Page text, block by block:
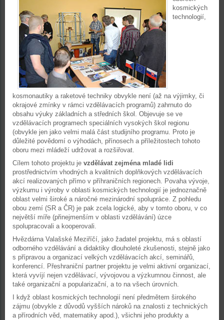
kosmických
technologií,
kosmonautiky a raketové techniky obvykle není (až na výjimky, či
okrajové zmínky v rámci vzdělávacích programů) zahrnuto do
obsahu výuky základních a středních škol. Objevuje se ve
vzdělávacích programech speciálních vysokých škol regionu
(obvykle jen jako velmi malá část studijního programu. Proto je
důležité povědomí o výhodách, přínosech a příležitostech tohoto
oboru mezi mládeží udržovat a rozšiřovat.
Cílem tohoto projektu je vzdělávat zejména mladé lidi
prostřednictvím vhodných a kvalitních doplňkových vzdělávacích
akcí realizovaných přímo v příhraničních regionech. Povaha vývoje,
výzkumu i výroby v oblasti kosmických technologií je jednoznačně
oblast velmi široké a náročné mezinárodní spolupráce. Z pohledu
obou zemí (SR a ČR) je pak zcela logické, aby v tomto oboru, v co
největší míře (přinejmenším v oblasti vzdělávání) úzce
spolupracovali a kooperovali.
Hvězdárna Valašské Meziříčí, jako žadatel projektu, má s oblastí
odborného vzdělávání a didaktiky dlouholeté zkušenosti, stejně jako
s přípravou a organizací velkých vzdělávacích akcí, seminářů,
konferencí. Přeshraniční partner projektu je velmi aktivní organizací,
která vyvíjí nejen vzdělávací, vývojovou a výzkumnou činnost, ale
také organizační a popularizační, a to na všech úrovních.
I když oblast kosmických technologií není předmětem širokého
zájmu (obvykle z důvodů vyšších nároků na znalosti z technických
a přírodních věd, matematiky apod.), všichni jeho produkty a